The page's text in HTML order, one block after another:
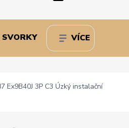
VÍCE
Ex9B40J 3P C3 Úzký instalační